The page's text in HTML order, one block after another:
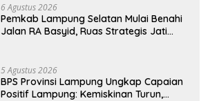
6 Agustus 2026
Pemkab Lampung Selatan Mulai Benahi
Jalan RA Basyid, Ruas Strategis Jati
5 Agustus 2026
BPS Provinsi Lampung Ungkap Capaian
Positif Lampung: Kemiskinan Turun,